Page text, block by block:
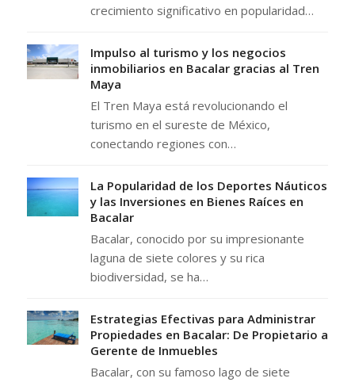
crecimiento significativo en popularidad…
Impulso al turismo y los negocios
inmobiliarios en Bacalar gracias al Tren
Maya
El Tren Maya está revolucionando el
turismo en el sureste de México,
conectando regiones con…
La Popularidad de los Deportes Náuticos
y las Inversiones en Bienes Raíces en
Bacalar
Bacalar, conocido por su impresionante
laguna de siete colores y su rica
biodiversidad, se ha…
Estrategias Efectivas para Administrar
Propiedades en Bacalar: De Propietario a
Gerente de Inmuebles
Bacalar, con su famoso lago de siete